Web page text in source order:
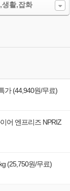
생활,잡화
가 (44,940원/무료)
어 엔프리즈 NPRIZ
(25,750원/무료)